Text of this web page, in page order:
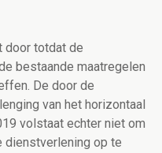
door totdat de
bestaande maatregelen
De door de
van het horizontaal
volstaat echter niet om
dienstverlening op te